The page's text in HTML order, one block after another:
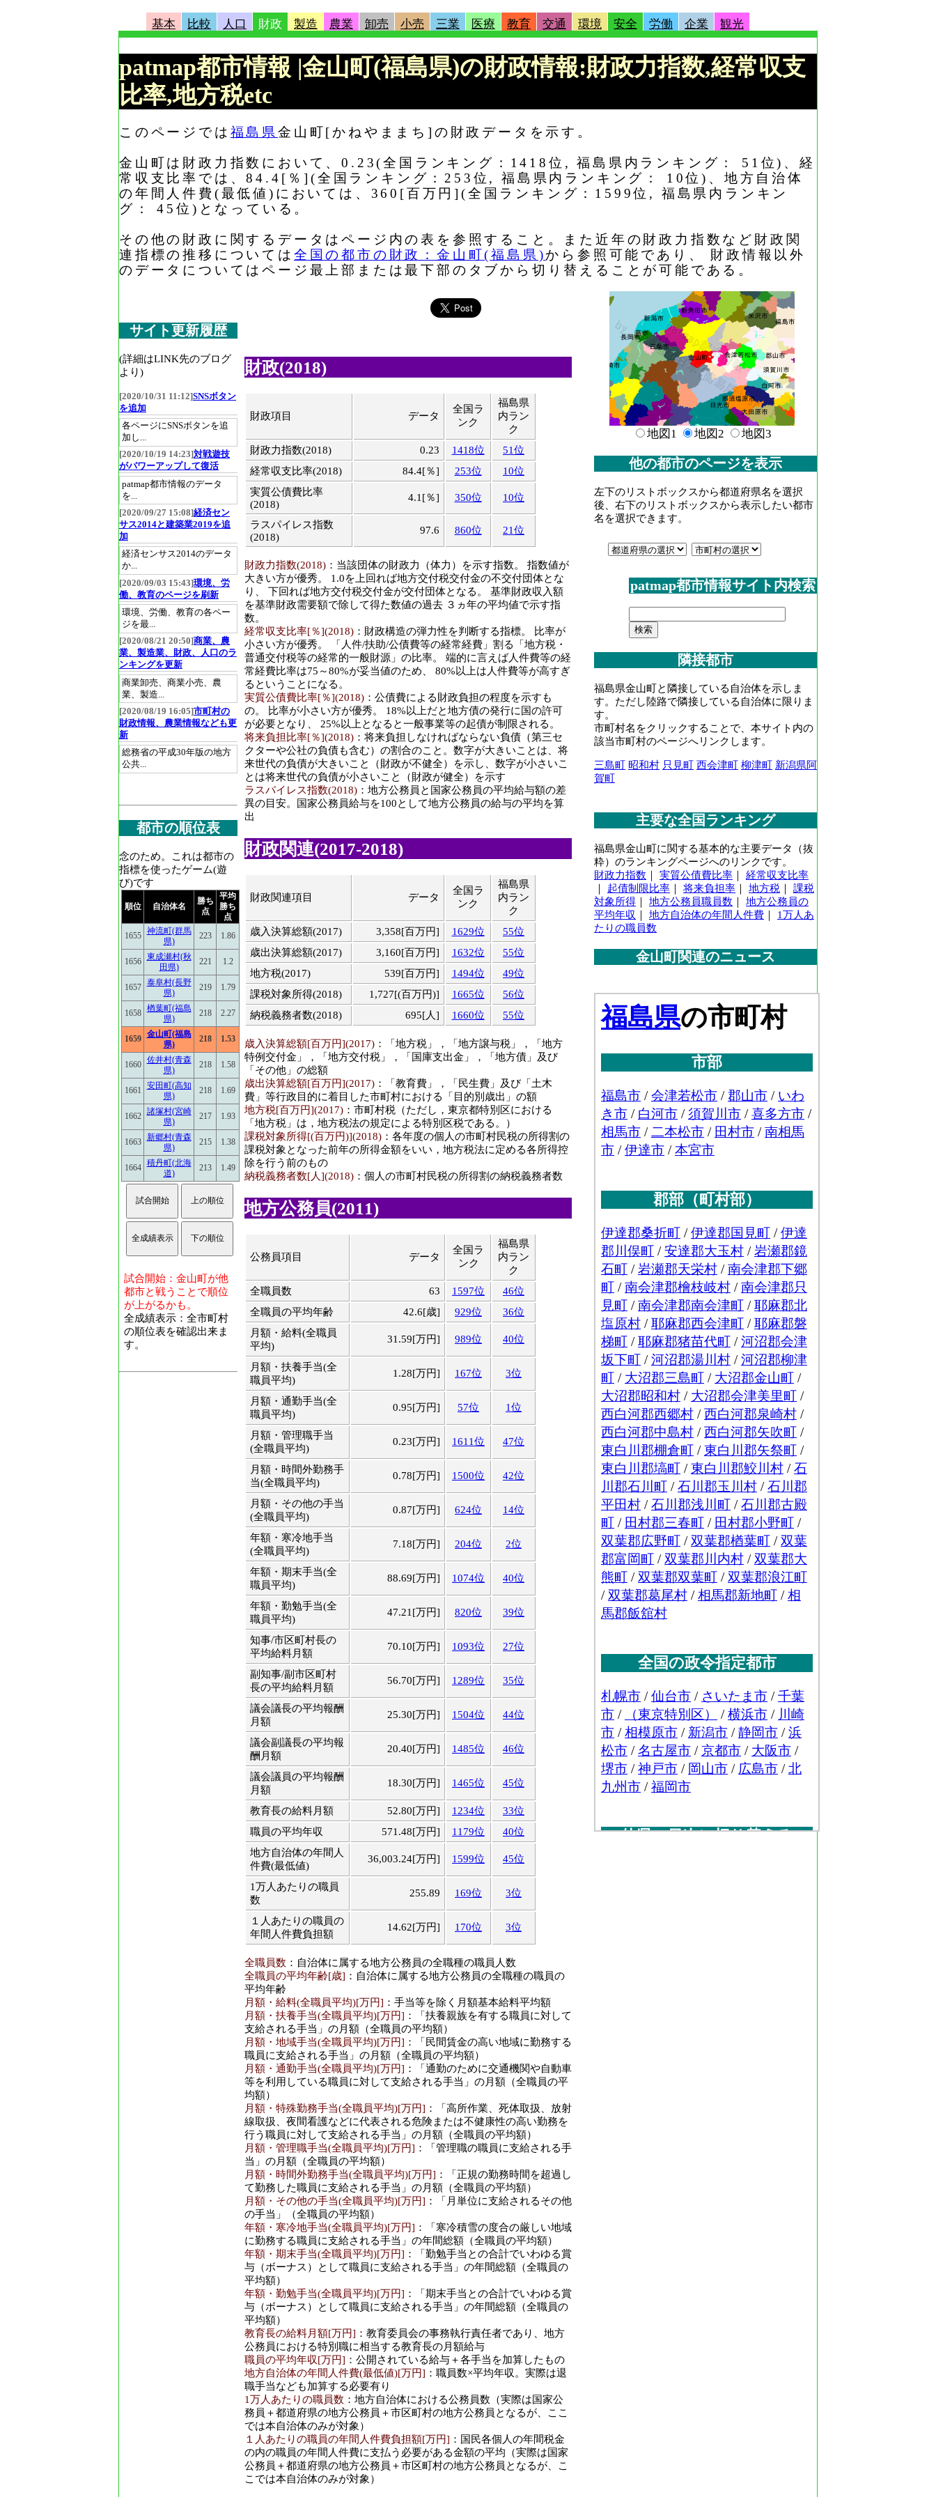
基本 比較 人口 財政 製造 農業 卸売 小売 三業 医療 教育 交通 環境 安全 労働 企業 観光
patmap都市情報 |金山町(福島県)の財政情報:財政力指数,経常収支
比率,地方税etc
このページでは 福島県金山町[かねやままち]の財政データを示す。
金山町は財政力指数において、0.23(全国ランキング：1418位, 福島県内ランキング： 51位)、経
常収支比率では、84.4[％](全国ランキング：253位, 福島県内ランキング： 10位)、地方自治体
の年間人件費(最低値)においては、360[百万円](全国ランキング：1599位, 福島県内ランキン
グ： 45位)となっている。
その他の財政に関するデータはページ内の表を参照すること。また近年の財政力指数など財政関
連指標の推移については 全国の都市の財政：金山町(福島県)から参照可能であり、 財政情報以外
のデータについてはページ最上部または最下部のタブから切り替えることが可能である。
財政(2018)
財政項目 データ
全国ラ
ンク
福島県
内ラン
ク
財政力指数(2018)
0.23 1418位
51位
経常収支比率(2018)
84.4[％] 253位
10位
実質公債費比率
(2018)
4.1[％] 350位 10位
ラスパイレス指数
(2018)
97.6 860位 21位
財政力指数(2018) ：当該団体の財政力（体力）を示す指数。 指数値が
大きい方が優秀。 1.0を上回れば地方交付税交付金の不交付団体とな
り、 下回れば地方交付税交付金が交付団体となる。 基準財政収入額
を基準財政需要額で除して得た数値の過去 ３ヵ年の平均値で示す指
数。
経常収支比率[％](2018) ：財政構造の弾力性を判断する指標。 比率が
小さい方が優秀。 「人件/扶助/公債費等の経常経費」割る「地方税・
普通交付税等の経常的一般財源」の比率。 端的に言えば人件費等の経
常経費比率は75～80%が妥当値のため、 80%以上は人件費等が高すぎ
るということになる。
実質公債費比率[％](2018) ：公債費による財政負担の程度を示すも
の。 比率が小さい方が優秀。 18%以上だと地方債の発行に国の許可
が必要となり、 25%以上となると一般事業等の起債が制限される。
将来負担比率[％](2018) ：将来負担しなければならない負債（第三セ
クターや公社の負債も含む）の割合のこと。数字が大きいことは、将
来世代の負債が大きいこと（財政が不健全）を示し、数字が小さいこ
とは将来世代の負債が小さいこと（財政が健全）を示す
ラスパイレス指数(2018) ：地方公務員と国家公務員の平均給与額の差
異の目安。国家公務員給与を100として地方公務員の給与の平均を算
出
財政関連(2017-2018)
財政関連項目 データ
全国ラ
ンク
福島県
内ラン
ク
歳入決算総額(2017)
3,358[百万円] 1629位
55位
歳出決算総額(2017)
3,160[百万円] 1632位
55位
地方税(2017)
539[百万円] 1494位
49位
課税対象所得(2018)
1,727[(百万円)] 1665位
56位
納税義務者数(2018)
695[人] 1660位 55位
歳入決算総額[百万円](2017) ：「地方税」，「地方譲与税」，「地方
特例交付金」，「地方交付税」，「国庫支出金」，「地方債」及び
「その他」の総額
歳出決算総額[百万円](2017) ：「教育費」，「民生費」及び「土木
費」等行政目的に着目した市町村における「目的別歳出」の額
地方税[百万円](2017) ：市町村税（ただし，東京都特別区における
「地方税」は，地方税法の規定による特別区税である。）
課税対象所得[(百万円)](2018) ：各年度の個人の市町村民税の所得割の
課税対象となった前年の所得金額をいい，地方税法に定める各所得控
除を行う前のもの
納税義務者数[人](2018) ：個人の市町村民税の所得割の納税義務者数
地方公務員(2011)
公務員項目 データ
全国ラ
ンク
福島県
内ラン
ク
全職員数
63 1597位
46位
全職員の平均年齢
42.6[歳] 929位
36位
月額・給料(全職員
平均)
31.59[万円] 989位 40位
月額・扶養手当(全
職員平均)
1.28[万円] 167位 3位
月額・通勤手当(全
職員平均)
0.95[万円] 57位 1位
月額・管理職手当
(全職員平均)
0.23[万円] 1611位 47位
月額・時間外勤務手
当(全職員平均)
0.78[万円] 1500位 42位
月額・その他の手当
(全職員平均)
0.87[万円] 624位 14位
年額・寒冷地手当
(全職員平均)
7.18[万円] 204位 2位
年額・期末手当(全
職員平均)
88.69[万円] 1074位 40位
年額・勤勉手当(全
職員平均)
47.21[万円] 820位 39位
知事/市区町村長の
平均給料月額
70.10[万円] 1093位 27位
副知事/副市区町村
長の平均給料月額
56.70[万円] 1289位 35位
議会議長の平均報酬
月額
25.30[万円] 1504位 44位
議会副議長の平均報
酬月額
20.40[万円] 1485位 46位
議会議員の平均報酬
月額
18.30[万円] 1465位 45位
教育長の給料月額 52.80[万円] 1234位
33位
職員の平均年収
571.48[万円] 1179位
40位
地方自治体の年間人
件費(最低値)
36,003.24[万円] 1599位 45位
1万人あたりの職員
数
255.89 169位 3位
１人あたりの職員の
年間人件費負担額
14.62[万円] 170位 3位
全職員数 ：自治体に属する地方公務員の全職種の職員人数
全職員の平均年齢[歳] ：自治体に属する地方公務員の全職種の職員の
平均年齢
月額・給料(全職員平均)[万円] ：手当等を除く月額基本給料平均額
月額・扶養手当(全職員平均)[万円] ：「扶養親族を有する職員に対して
支給される手当」の月額（全職員の平均額）
月額・地域手当(全職員平均)[万円] ：「民間賃金の高い地域に勤務する
職員に支給される手当」の月額（全職員の平均額）
月額・通勤手当(全職員平均)[万円] ：「通勤のために交通機関や自動車
等を利用している職員に対して支給される手当」の月額（全職員の平
均額）
月額・特殊勤務手当(全職員平均)[万円] ：「高所作業、死体取扱、放射
線取扱、夜間看護などに代表される危険または不健康性の高い勤務を
行う職員に対して支給される手当」の月額（全職員の平均額）
月額・管理職手当(全職員平均)[万円] ：「管理職の職員に支給される手
当」の月額（全職員の平均額）
月額・時間外勤務手当(全職員平均)[万円] ：「正規の勤務時間を超過し
て勤務した職員に支給される手当」の月額（全職員の平均額）
月額・その他の手当(全職員平均)[万円] ：「月単位に支給されるその他
の手当」（全職員の平均額）
年額・寒冷地手当(全職員平均)[万円] ：「寒冷積雪の度合の厳しい地域
に勤務する職員に支給される手当」の年間総額（全職員の平均額）
年額・期末手当(全職員平均)[万円] ：「勤勉手当との合計でいわゆる賞
与（ボーナス）として職員に支給される手当」の年間総額（全職員の
平均額）
年額・勤勉手当(全職員平均)[万円] ：「期末手当との合計でいわゆる賞
与（ボーナス）として職員に支給される手当」の年間総額（全職員の
平均額）
教育長の給料月額[万円] ：教育委員会の事務執行責任者であり、地方
公務員における特別職に相当する教育長の月額給与
職員の平均年収[万円] ：公開されている給与＋各手当を加算したもの
地方自治体の年間人件費(最低値)[万円] ：職員数×平均年収。実際は退
職手当なども加算する必要有り
1万人あたりの職員数 ：地方自治体における公務員数（実際は国家公
務員＋都道府県の地方公務員＋市区町村の地方公務員となるが、ここ
では本自治体のみが対象）
１人あたりの職員の年間人件費負担額[万円] ：国民各個人の年間税金
の内の職員の年間人件費に支払う必要がある金額の平均（実際は国家
公務員＋都道府県の地方公務員＋市区町村の地方公務員となるが、こ
こでは本自治体のみが対象）
サイト更新履歴
(詳細はLINK先のブログ
より)
[2020/10/31 11:12]SNSボタン
を追加
各ページにSNSボタンを追
加し...
[2020/10/19 14:23]対戦遊技
がパワーアップして復活
patmap都市情報のデータ
を...
[2020/09/27 15:08]経済セン
サス2014と建築業2019を追
加
経済センサス2014のデータ
か...
[2020/09/03 15:43]環境、労
働、教育のページを刷新
環境、労働、教育の各ペー
ジを最...
[2020/08/21 20:50]商業、農
業、製造業、財政、人口のラ
ンキングを更新
商業卸売、商業小売、農
業、製造...
[2020/08/19 16:05]市町村の
財政情報、農業情報なども更
新
総務省の平成30年版の地方
公共...
都市の順位表
念のため。これは都市の
指標を使ったゲーム(遊
び)です
順位 自治体名
勝ち
点
平均
勝ち
点
1655
神流町(群馬
県)
223 1.86
1656
東成瀬村(秋
田県)
221 1.2
1657
泰阜村(長野
県)
219 1.79
1658
楢葉町(福島
県)
218 2.27
1659
金山町(福島
県)
218 1.53
1660
佐井村(青森
県)
218 1.58
1661
安田町(高知
県)
218 1.69
1662
諸塚村(宮崎
県)
217 1.93
1663
新郷村(青森
県)
215 1.38
1664
積丹町(北海
道)
213 1.49
試合開始：金山町が他
都市と戦うことで順位
が上がるかも。
全成績表示：全市町村
の順位表を確認出来ま
す。
地図1 地図2 地図3
他の都市のページを表示
左下のリストボックスから都道府県名を選択
後、右下のリストボックスから表示したい都市
名を選択できます。
patmap都市情報サイト内検索
隣接都市
福島県金山町と隣接している自治体を示しま
す。ただし陸路で隣接している自治体に限りま
す。
市町村名をクリックすることで、本サイト内の
該当市町村のページへリンクします。
三島町 昭和村 只見町 西会津町 柳津町 新潟県阿
賀町
主要な全国ランキング
福島県金山町に関する基本的な主要データ（抜
粋）のランキングページへのリンクです。
財政力指数
実質公債費比率
経常収支比率
起債制限比率 将来負担率 地方税
課税
対象所得
地方公務員職員数
地方公務員の
平均年収
地方自治体の年間人件費
1万人あ
たりの職員数
金山町関連のニュース